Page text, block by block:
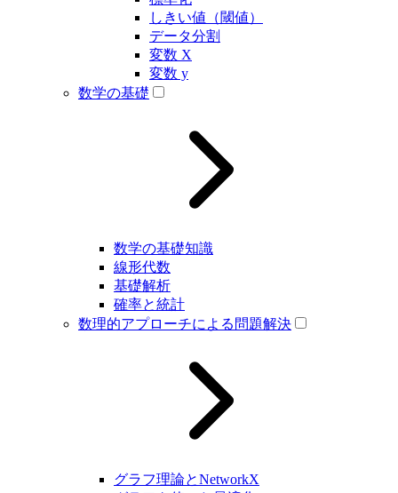
しきい値（閾値）
データ分割
変数 X
変数 y
数学の基礎
数学の基礎知識
線形代数
基礎解析
確率と統計
数理的アプローチによる問題解決
グラフ理論とNetworkX